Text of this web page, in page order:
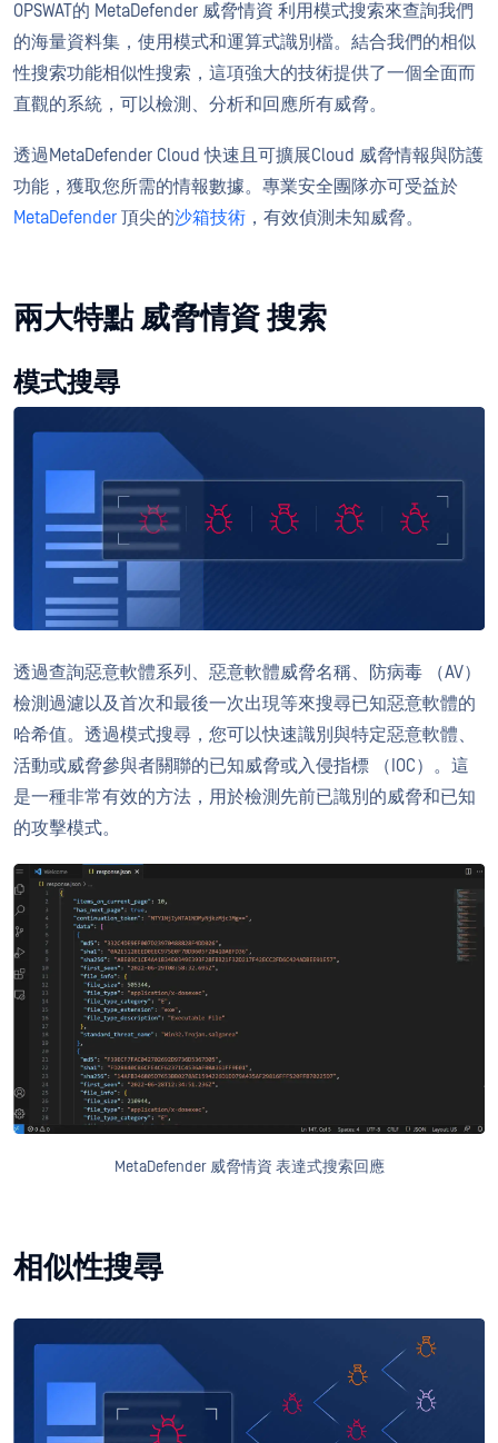
OPSWAT的 MetaDefender 威脅情資 利用模式搜索來查詢我們
的海量資料集，使用模式和運算式識別檔。結合我們的相似
性搜索功能相似性搜索，這項強大的技術提供了一個全面而
直觀的系統，可以檢測、分析和回應所有威脅。
透過MetaDefender Cloud 快速且可擴展Cloud 威脅情報與防護
功能，獲取您所需的情報數據。專業安全團隊亦可受益於
MetaDefender 頂尖的沙箱技術 ，有效偵測未知威脅。
兩大特點 威脅情資 搜索
模式搜尋
透過查詢惡意軟體系列、惡意軟體威脅名稱、防病毒 （AV）
檢測過濾以及首次和最後一次出現等來搜尋已知惡意軟體的
哈希值。透過模式搜尋，您可以快速識別與特定惡意軟體、
活動或威脅參與者關聯的已知威脅或入侵指標 （IOC）。這
是一種非常有效的方法，用於檢測先前已識別的威脅和已知
的攻擊模式。
MetaDefender 威脅情資 表達式搜索回應
相似性搜尋